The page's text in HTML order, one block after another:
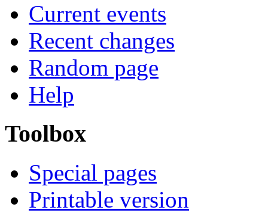
Current events
Recent changes
Random page
Help
Toolbox
Special pages
Printable version